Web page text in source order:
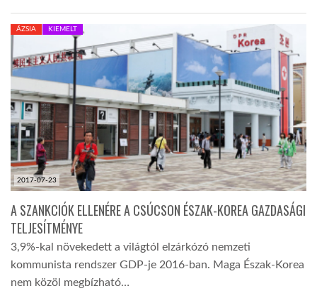
2017-07-23
ÁZSIA KIEMELT
A SZANKCIÓK ELLENÉRE A CSÚCSON ÉSZAK-KOREA GAZDASÁGI
TELJESÍTMÉNYE
3,9%-kal növekedett a világtól elzárkózó nemzeti
kommunista rendszer GDP-je 2016-ban. Maga Észak-Korea
nem közöl megbízható…